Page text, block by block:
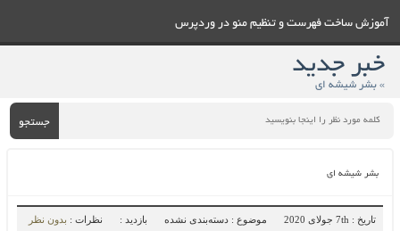
آموزش ساخت فهرست و تنظيم منو در وردپرس
خبر جدید
» بشر شیشه ای
جستجو
بشر شیشه ای
تاریخ : 7th جولای 2020 موضوع : دسته‌بندی نشده بازدید : نظرات : بدون نظر